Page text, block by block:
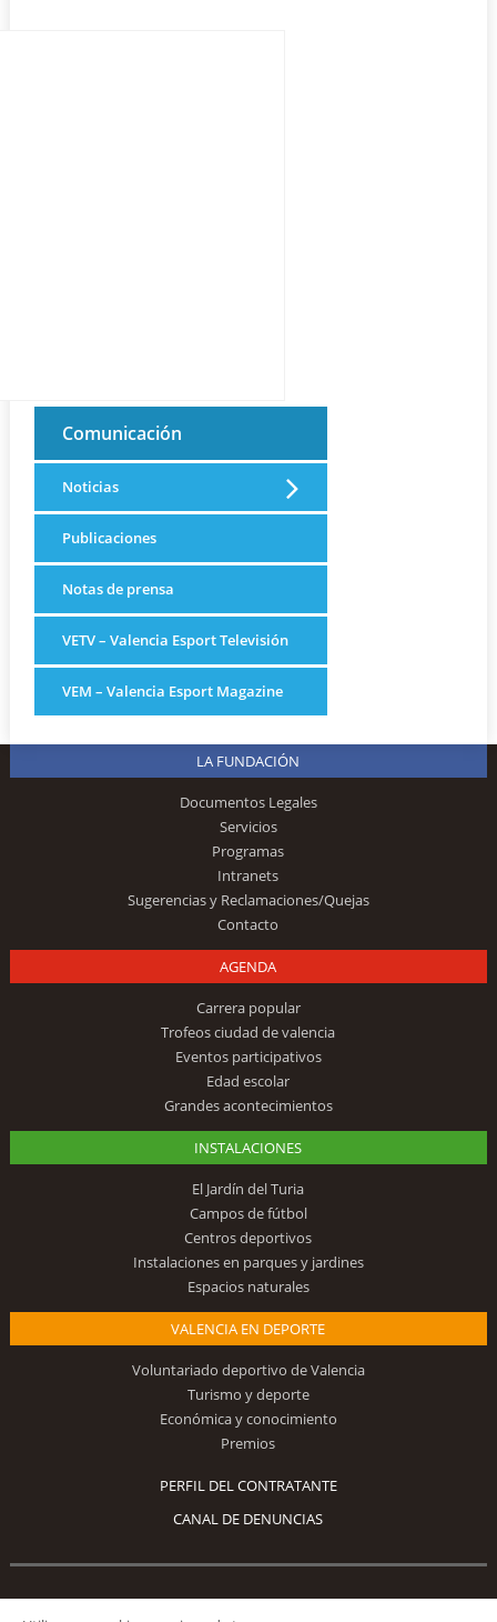
Comunicación
Noticias
Publicaciones
Notas de prensa
VETV – Valencia Esport Televisión
VEM – Valencia Esport Magazine
LA FUNDACIÓN
Documentos Legales
Servicios
Programas
Intranets
Sugerencias y Reclamaciones/Quejas
Contacto
AGENDA
Carrera popular
Trofeos ciudad de valencia
Eventos participativos
Edad escolar
Grandes acontecimientos
INSTALACIONES
El Jardín del Turia
Campos de fútbol
Centros deportivos
Instalaciones en parques y jardines
Espacios naturales
VALENCIA EN DEPORTE
Voluntariado deportivo de Valencia
Turismo y deporte
Económica y conocimiento
Premios
PERFIL DEL CONTRATANTE
CANAL DE DENUNCIAS
Síguenos